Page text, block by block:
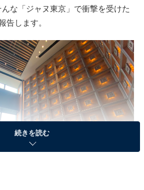
な「ジャヌ東京」で衝撃を受けた
告します。
続きを読む